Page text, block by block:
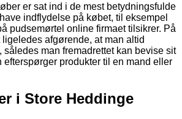
er sat ind i de mest betydningsfulde
indflydelse på købet, til eksempel
pudsemørtel online firmaet tilsikrer. På
afgørende, at man altid
således man fremadrettet kan bevise sit
efterspørger produkter til en mand eller
i Store Heddinge